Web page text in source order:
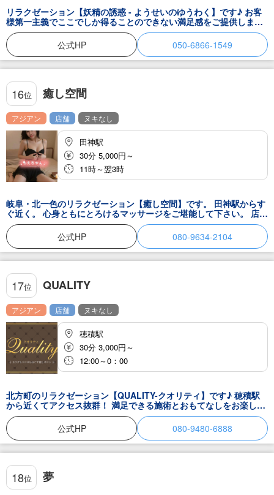
リラクゼーション【妖精の誘惑 - ようせいのゆうわく】です♪ お客
様第一主義でここでしか得ることのできない満足感をご提供しま
す。 高い魅力のスタッフによる癒しで身心ともに気力が充実する事
が実感できますよ！ まずは一度その極上の癒しを当店にてご体験く
ださいませ♪ セラピスト一同、お客様のご来店をお待ちしておりま
す。
公式HP 050-6866-1549
16位 癒し空間
アジアン 店舗 ヌキなし
田神駅
30分 5,000円～
11時～翌3時
岐阜・北一色のリラクゼーション【癒し空間】です。 田神駅からす
ぐ近く。 心身ともにとろけるマッサージをご堪能して下さい。 店内
の雰囲気・施術・接客の全てに満足して病みつきになってしまうこ
と間違いありません。 当店が贈る極上の癒しをどうぞご堪能くださ
いませ。 お気軽にご来店くださいね。
公式HP 080-9634-2104
17位 QUALITY
アジアン 店舗 ヌキなし
穂積駅
30分 3,000円～
12:00～0：00
北方町のリラクゼーション【QUALITY-クオリティ】です♪ 穂積駅
から近くてアクセス抜群！ 満足できる施術とおもてなしをお楽しみ
いただけます。 当店の極上マッサージを体感していただければ、リ
ピートしたくなること間違いなし！ 思いやりをもって最高のサービ
スをご堪能くださいませ。 セラピスト一同お待ちしております。
公式HP 080-9480-6888
18位 夢